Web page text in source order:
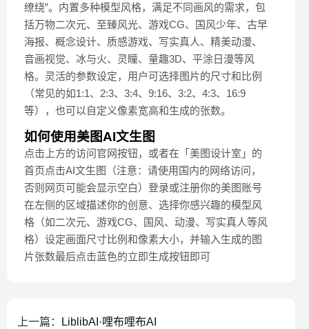
缭绕”。内置多种模型风格，满足不同画风的需求，包
括万物二次元、至臻风光、游戏CG、国风少年、古早
海报、概念设计、质感游戏、写实真人、精美动漫、
音画视觉、冰与火、灵瞳、童趣3D、平涂日漫等风
格。灵活的参数设定，用户可选择图片的尺寸和比例
（常见的如1:1、2:3、3:4、9:16、3:2、4:3、16:9
等），也可以自定义像素宽高和生成的张数。
如何使用美图AI文生图
点击上方的访问官网按钮，或者在「美图设计室」的
首页点击AI文生图（注意：请使用国内的网络访问，
否则网页可能会显示空白）登录或注册你的美图账号
在左侧的区域描述你的创意、选择你感兴趣的模型风
格（如二次元、游戏CG、国风、动漫、写实真人等风
格）设定画面尺寸比例和像素大小，并输入生成的图
片张数最后点击蓝色的立即生成按钮即可
上一篇：
LiblibAI·哩布哩布AI